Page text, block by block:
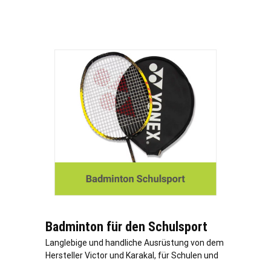
Badminton für den Schulsport
Langlebige und handliche Ausrüstung von dem
Hersteller Victor und Karakal, für Schulen und